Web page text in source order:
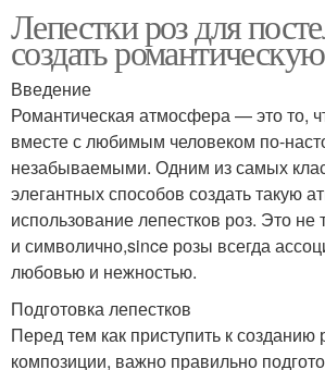
Лепестки роз для
создать
Введение
Романтическая атмосфера — это то,
вместе с любимым человеком по-
незабываемыми. Одним из самых
элегантных способов создать такую
использование лепестков роз. Это не
и символично,since розы всегда
любовью и нежностью.
Подготовка лепестков
Перед тем как приступить к созданию
композиции, важно правильно